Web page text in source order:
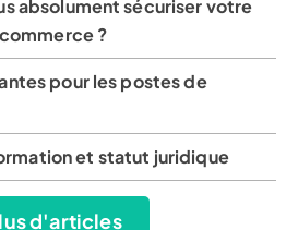
absolument sécuriser votre
?
pour les postes de
et statut juridique
d'articles